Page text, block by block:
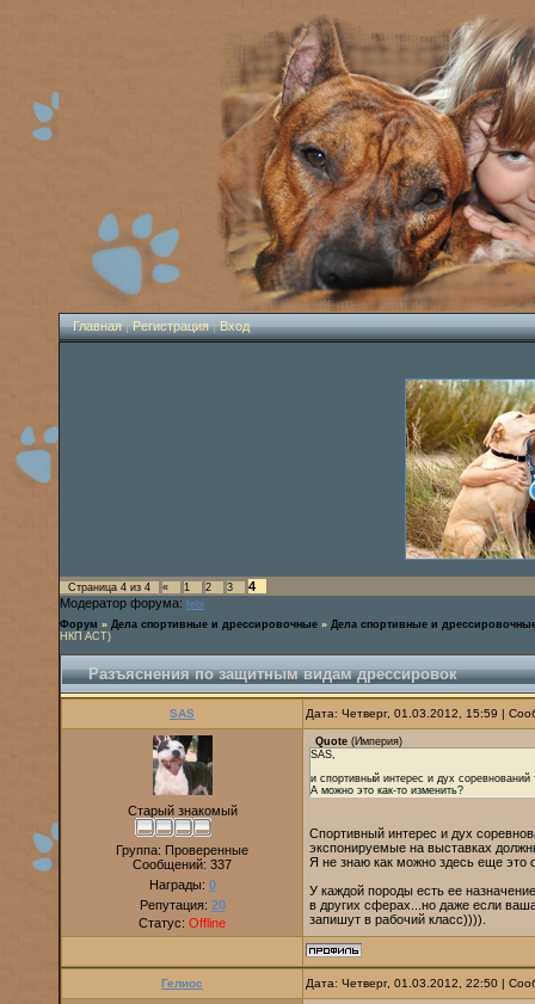
Главная|Регистрация|Вход
Страница 4 из 4 « 1 2 3
4
Модератор форума: febi
Форум » Дела спортивные и дрессировочные » Дела спортивные и
НКП АСТ)
Разъяснения по защитным видам дрессировок
SAS Дата: Четверг, 01.03.2012, 15:59 |
Старый знакомый
Группа: Проверенные
Сообщений: 337
Награды: 0
Репутация: 20
Статус: Offline
Quote (Империя)
SAS,
и спортивный интерес и дух соревнований
А можно это как-то изменить?
Спортивный интерес и дух
экспонируемые на выставках
Я не знаю как можно здесь еще это
У каждой породы есть ее
в других сферах...но даже если
запишут в рабочий класс)))).
Гелиос Дата: Четверг, 01.03.2012, 22:50 |